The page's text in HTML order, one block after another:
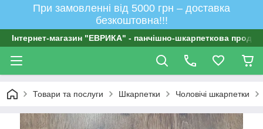
При замовленні від 5000 грн – доставка
безкоштовна!!!
Інтернет-магазин "ЕВРИКА" - панчішно-шкарпеткова
Товари та послуги Шкарпетки Чоловічі шкарпетки